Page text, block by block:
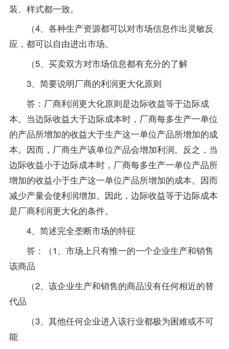
装、样式都一致。
（4、各种生产资源都可以对市场信息作出灵敏反
应，都可以自由进出市场。
（5、买卖双方对市场信息都有充分的了解
3、简要说明厂商的利润更大化原则
答：厂商利润更大化原则是边际收益等于边际成
本。当边际收益大于边际成本时，厂商每多生产一单位
的产品所增加的收益大于生产这一单位产品所增加的成
本。因而，厂商生产该单位产品会增加利润。反之，当
边际收益小于边际成本时，厂商每多生产一单位产品所
增加的收益小于生产这一单位产品所增加的成本。因而
减少产量会使利润增加。因此，边际收益等于边际成本
是厂商利润更大化的条件。
4、简述完全垄断市场的特征
答：（1、市场上只有惟一的一个企业生产和销售
该商品
（2、该企业生产和销售的商品没有任何相近的替
代品
（3、其他任何企业进入该行业都极为困难或不可
能